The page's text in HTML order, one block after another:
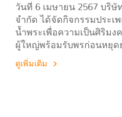
วันที่ 6 เมษายน 2567 บริษั
จำกัด ได้จัดกิจกรรมประเ
น้ำพระเพื่อความเป็นศิริม
ผู้ใหญ่พร้อมรับพรก่อนหยุด
ดูเพิ่มเติม